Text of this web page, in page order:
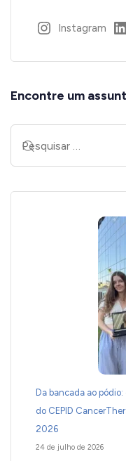
Instagram
Encontre um
Da bancada ao
do CEPID
2026
24 de julho de 2026